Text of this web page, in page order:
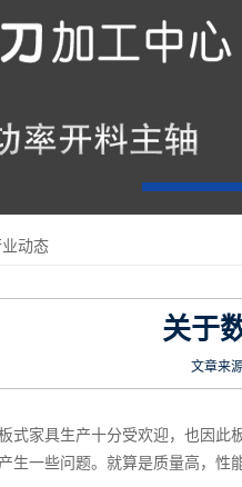
动态
关于
文章来
生产十分受欢迎，也因此板式
生一些问题。就算是质量高，性